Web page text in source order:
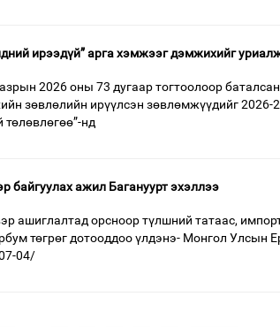
ирээдүй” арга хэмжээг дэмжихийг
2026 оны 73 дугаар тогтоолоор
зөвлөлийн ирүүлсэн зөвлөмжүүдийг 2026-
нд
байгуулах ажил Багануурт эхэллээ
ашиглалтад орсноор түлшний татаас,
төгрөг дотооддоо үлдэнэ- Монгол Улсын
04/